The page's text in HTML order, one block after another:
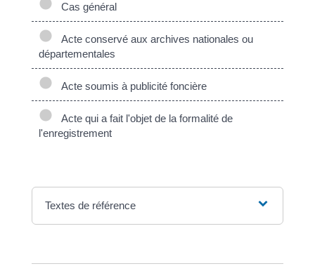
Cas général
Acte conservé aux archives nationales ou
départementales
Acte soumis à publicité foncière
Acte qui a fait l'objet de la formalité de
l'enregistrement
Textes de référence